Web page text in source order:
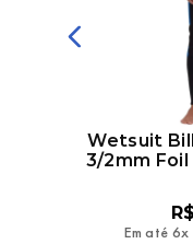
Wetsuit
3/2mm Foil
R$
Em até 6x